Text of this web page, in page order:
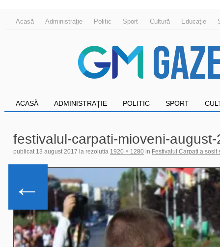
Acasă Administraţie Politic Sport Cultură Educaţie
ACASĂ ADMINISTRAŢIE POLITIC SPORT
festivalul-carpati-mioveni-
publicat 13 august 2017 la rezolutia 1920 × 1280 in Festivalul Carpați a sosit
←